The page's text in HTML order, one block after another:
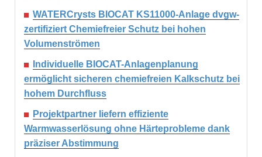
WATERCrysts BIOCAT KS11000-Anlage dvgw-
zertifiziert Chemiefreier Schutz bei hohen
Volumenströmen
Individuelle BIOCAT-Anlagenplanung
ermöglicht sicheren chemiefreien Kalkschutz bei
hohem Durchfluss
Projektpartner liefern effiziente
Warmwasserlösung ohne Härteprobleme dank
präziser Abstimmung